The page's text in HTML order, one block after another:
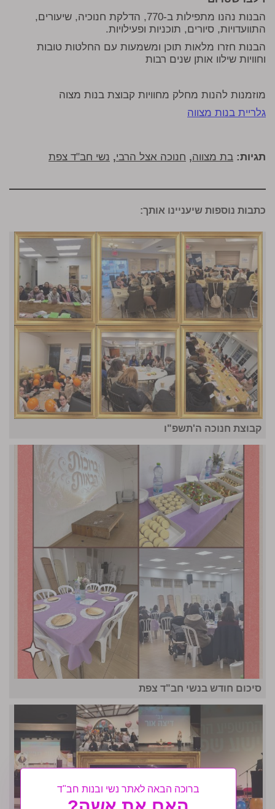
הבנות נהנו מתפילות ב-770, הדלקת חנוכיה, שיעורים,
התוועדויות, סיורים, תוכניות ופעילויות.
הבנות חזרו מלאות תוכן ומשמעות עם החלטות טובות
וחוויות שילוו אותן שנים רבות
מוזמנות להנות מחלק מחוויות קבוצת בנות מצוה
גלריית בנות מצווה
תגיות: בת מצווה, חנוכה אצל הרבי, נשי חב"ד צפת
כתבות נוספות שיעניינו אותך:
קבוצת חנוכה ה'תשפ"ו
סיכום חודש בנשי חב"ד צפת
ברוכה הבאה לאתר נשי ובנות חב"ד